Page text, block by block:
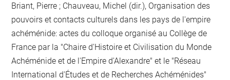
Briant, Pierre ; Chauveau, Michel (dir.), Organisation des
pouvoirs et contacts culturels dans les pays de l'empire
achéménide: actes du colloque organisé au Collège de
France par la "Chaire d'Histoire et Civilisation du Monde
Achéménide et de l'Empire d'Alexandre" et le "Réseau
International d'Études et de Recherches Achéménides"